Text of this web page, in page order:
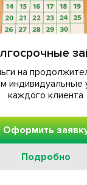
на
индивидуальные
каждого клиента
Оформить
Подробно